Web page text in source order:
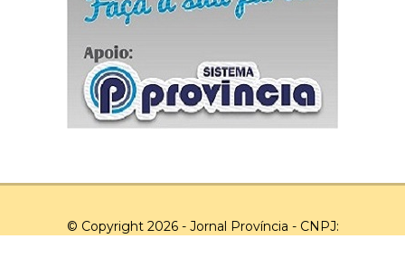
© Copyright 2026 - Jornal Província - CNPJ: